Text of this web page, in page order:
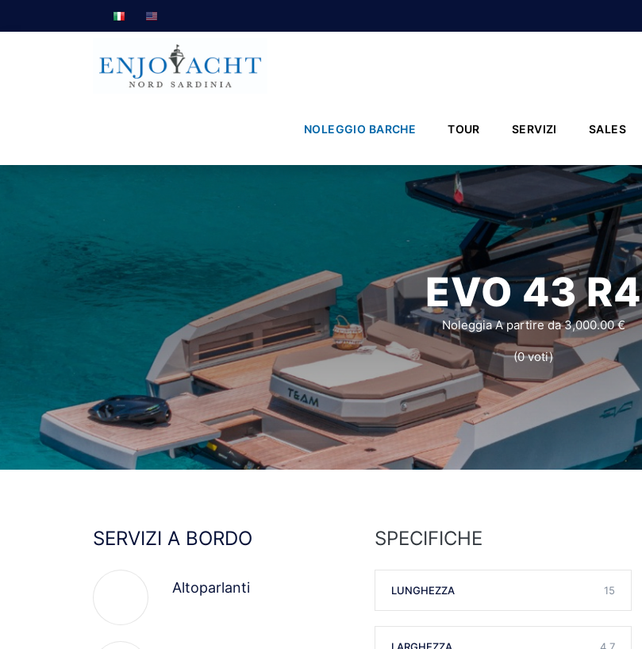
NOLEGGIO BARCHE TOUR SERVIZI SALES
EVO 43 R4
Noleggia A partire da 3,000.00 €
(0 voti)
SERVIZI A BORDO
Altoparlanti
SPECIFICHE
LUNGHEZZA 15